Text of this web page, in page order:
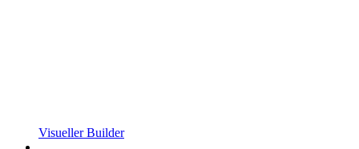
Visueller Builder